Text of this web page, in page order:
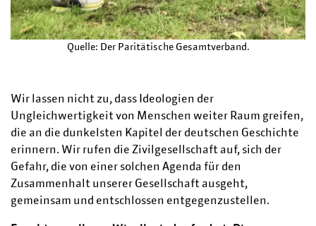
Quelle: Der Paritätische Gesamtverband.
Wir lassen nicht zu, dass Ideologien der
Ungleichwertigkeit von Menschen weiter Raum greifen,
die an die dunkelsten Kapitel der deutschen Geschichte
erinnern. Wir rufen die Zivilgesellschaft auf, sich der
Gefahr, die von einer solchen Agenda für den
Zusammenhalt unserer Gesellschaft ausgeht,
gemeinsam und entschlossen entgegenzustellen.